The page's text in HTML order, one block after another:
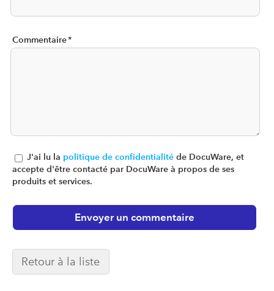
Commentaire*
J'ai lu la politique de confidentialité de DocuWare, et
accepte d'être contacté par DocuWare à propos de ses
produits et services.
Retour à la liste